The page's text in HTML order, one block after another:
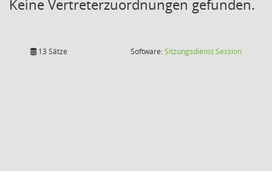
Keine Vertreterzuordnungen gefunden.
13 Sätze Software:SitzungsdienstSession(Wird in